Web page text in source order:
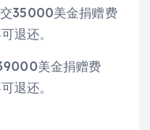
35000美金捐赠费
退还。
美金捐赠费
退还。